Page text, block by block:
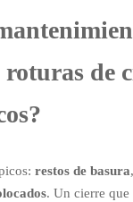
roturas de
restos de basura,
. Un cierre que